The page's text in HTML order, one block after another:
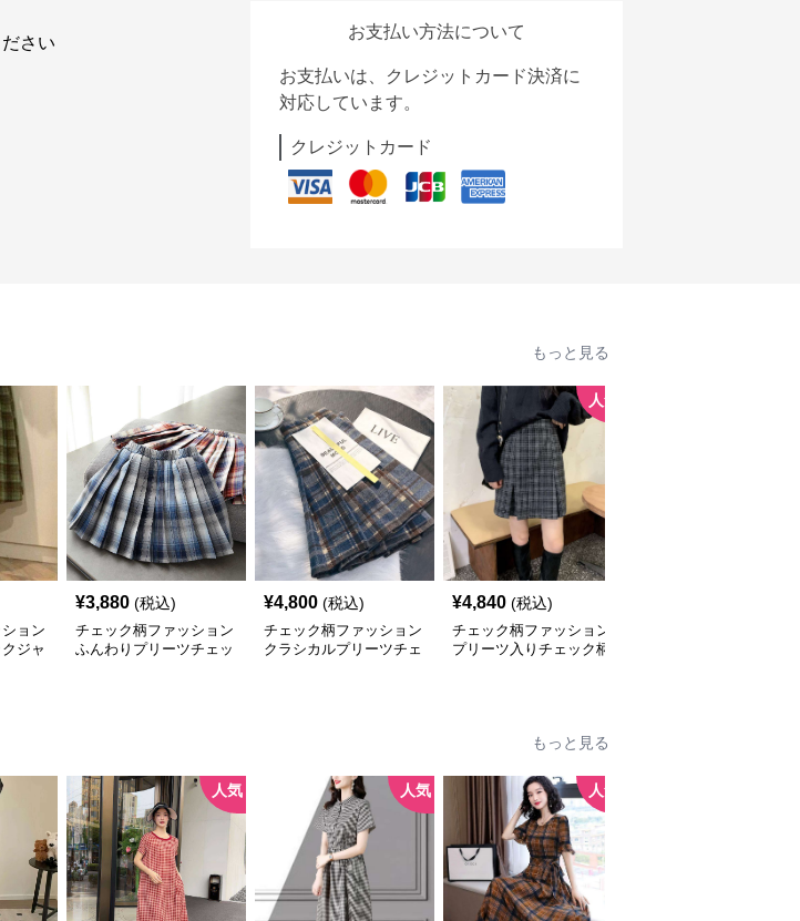
さい
お支払い方法について
お支払いは、クレジットカード決済に
対応しています。
クレジットカード
もっと見る
ョン
ジャ
¥3,880 (税込)
チェック柄ファッション
ふんわりプリーツチェッ
¥4,800 (税込)
チェック柄ファッション
クラシカルプリーツチェ
人気
¥4,840 (税込)
チェック柄ファッション
プリーツ入りチェック柄
もっと見る
人気 人気 人気